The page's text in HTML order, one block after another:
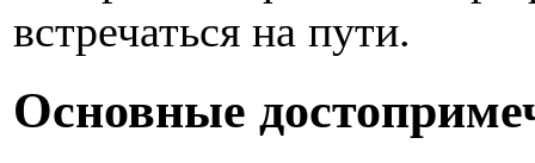
встречаться на пути.
Основные